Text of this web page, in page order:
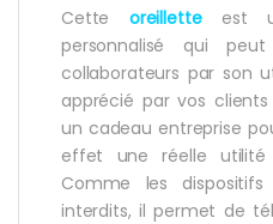
Cette oreillette
est
personnalisé qui
collaborateurs par son
apprécié par vos
un cadeau entreprise
effet une réelle utilité
Comme les
interdits, il permet de